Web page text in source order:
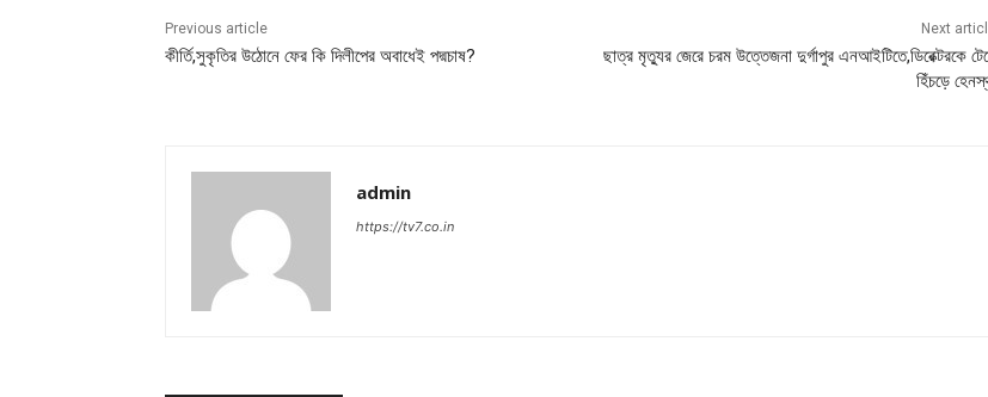
Previous article
কীর্তি,সুকৃতির উঠোনে ফের কি দিলীপের অবাধেই পদ্মচাষ?
Next
ছাত্র মৃত্যুর জেরে চরম উত্তেজনা দুর্গাপুর এনআইটিতে,ডিরেক্টরকে
হিঁচড়ে
admin
https://tv7.co.in